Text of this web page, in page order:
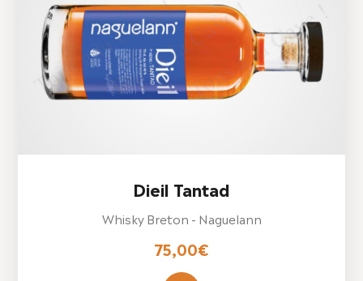
Dieil Tantad
Whisky Breton - Naguelann
75,00€